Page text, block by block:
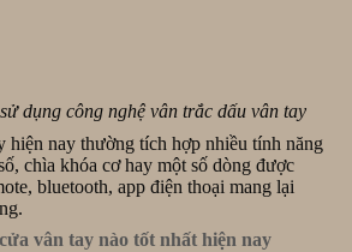
dụng công nghệ vân trắc dấu vân tay
hiện nay thường tích hợp nhiều tính năng
chìa khóa cơ hay một số dòng được
bluetooth, app điện thoại mang lại
vân tay nào tốt nhất hiện nay